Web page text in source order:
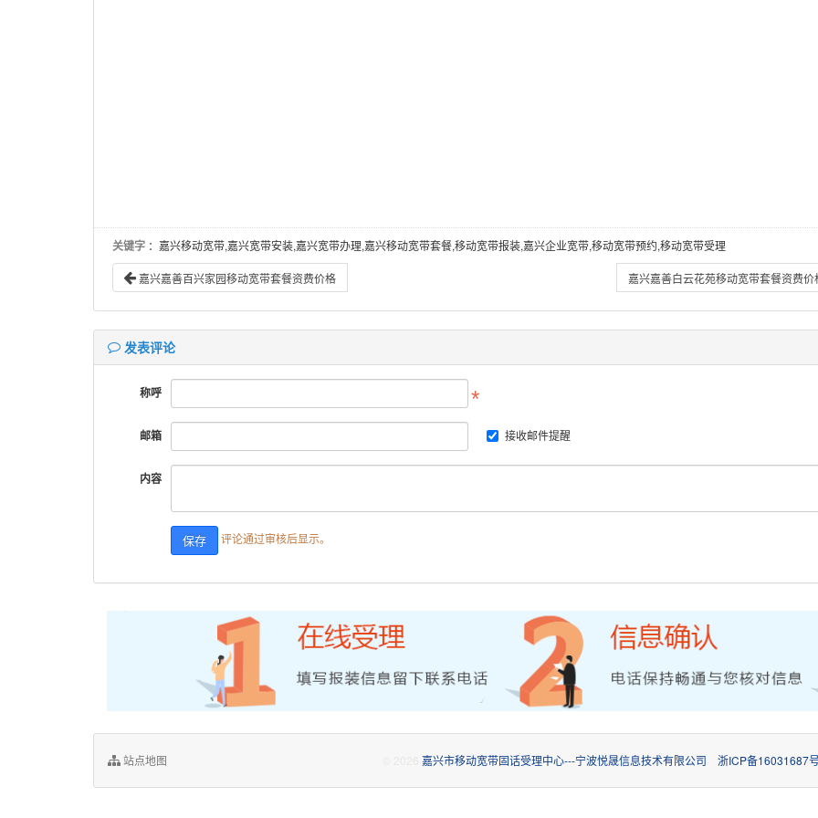
关键字 ：嘉兴移动宽带,嘉兴宽带安装,嘉兴宽带办理,嘉兴移动宽带套餐,移动宽带报装,嘉兴企业宽带,移动宽带预约,移动宽带受理
嘉兴嘉善百兴家园移动宽带套餐资费价格 嘉兴嘉善白云花苑移动宽带套餐资费价
发表评论
称呼
邮箱 接收邮件提醒
内容
评论通过审核后显示。
站点地图 嘉兴市移动宽带固话受理中心---宁波悦晟信息技术有限公司 浙ICP备16031687